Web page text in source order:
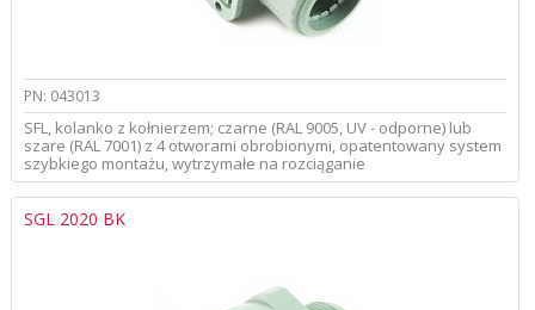
PN: 043013
SFL, kolanko z kołnierzem; czarne (RAL 9005, UV - odporne) lub
szare (RAL 7001) z 4 otworami obrobionymi, opatentowany system
szybkiego montażu, wytrzymałe na rozciąganie
SGL 2020 BK